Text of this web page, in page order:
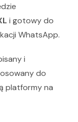
i gotowy do
WhatsApp.
i
do
platformy na